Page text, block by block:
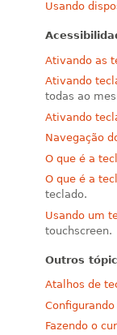
Usando
Ativando as
Ativando
todas ao
Ativando
Navegação
O que é a
O que é a
teclado.
Usando um
touchscreen.
Outros
Atalhos de
Fazendo o